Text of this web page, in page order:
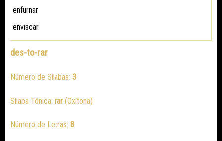
enfurnar
enviscar
des-to-rar
Número de Sílabas:3
Sílaba Tônica:rar (Oxítona)
Número de Letras:8